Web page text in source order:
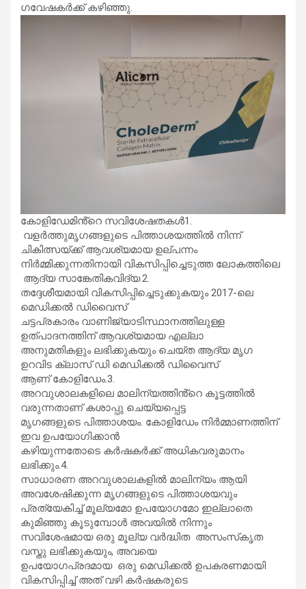
ഗവേഷകർക്ക് കഴിഞ്ഞു.
കോളിഡേമിൻ്റെ സവിശേഷതകൾ1.
വളർത്തുമൃഗങ്ങളുടെ പിത്താശയത്തിൽ നിന്ന്
ചികിത്സയ്ക്ക് ആവശ്യമായ ഉല്പന്നം
നിർമ്മിക്കുന്നതിനായി വികസിപ്പിച്ചെടുത്ത ലോകത്തിലെ
ആദ്യ സാങ്കേതികവിദ്യ.2.
തദ്ദേശീയമായി വികസിപ്പിച്ചെടുക്കുകയും 2017-ലെ
മെഡിക്കൽ ഡിവൈസ്
ചട്ടപ്രകാരം വാണിജ്യാടിസ്ഥാനത്തിലുള്ള
ഉത്പാദനത്തിന് ആവശ്യമായ എല്ലാ
അനുമതികളും ലഭിക്കുകയും ചെയ്ത ആദ്യ മൃഗ
ഉറവിട ക്ലാസ് ഡി മെഡിക്കൽ ഡിവൈസ്
ആണ് കോളിഡേം.3.
അറവുശാലകളിലെ മാലിന്യത്തിൻ്റെ കൂട്ടത്തിൽ
വരുന്നതാണ് കശാപ്പു ചെയ്യപ്പെട്ട
മൃഗങ്ങളുടെ പിത്താശയം. കോളിഡേം നിർമ്മാണത്തിന്
ഇവ ഉപയോഗിക്കാൻ
കഴിയുന്നതോടെ കർഷകർക്ക് അധികവരുമാനം
ലഭിക്കും.4.
സാധാരണ അറവുശാലകളിൽ മാലിന്യം ആയി
അവശേഷിക്കുന്ന മൃഗങ്ങളുടെ പിത്താശയവും
പ്രത്യേകിച്ച് മൂല്യമോ ഉപയോഗമോ ഇല്ലാതെ
കുമിഞ്ഞു കൂടുമ്പോൾ അവയിൽ നിന്നും
സവിശേഷമായ ഒരു മൂല്യ വർദ്ധിത അസംസ്‌കൃത
വസ്തു ലഭിക്കുകയും, അവയെ
ഉപയോഗപ്രദമായ ഒരു മെഡിക്കൽ ഉപകരണമായി
വികസിപ്പിച്ച് അത് വഴി കർഷകരുടെ